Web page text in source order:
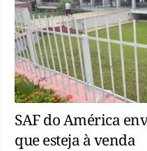
SAF do América
que esteja à venda